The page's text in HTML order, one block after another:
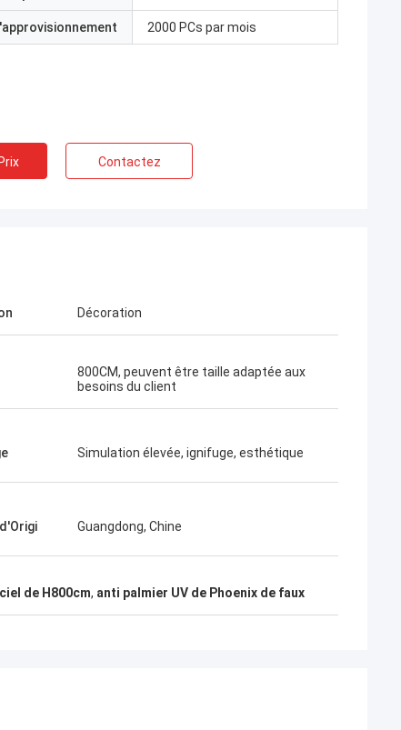
2000 PCs par mois
Contactez
Décoration
800CM, peuvent être taille adaptée aux
besoins du client
Simulation élevée, ignifuge, esthétique
Guangdong, Chine
de H800cm, anti palmier UV de Phoenix de faux